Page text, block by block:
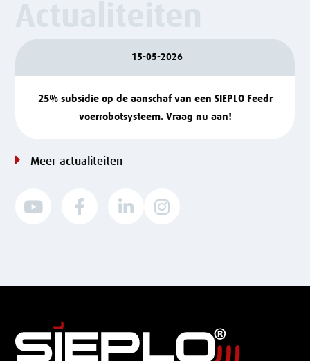
15-05-2026
25% subsidie op de aanschaf van een SIEPLO Feedr
voerrobotsysteem. Vraag nu aan!
Meer actualiteiten
   